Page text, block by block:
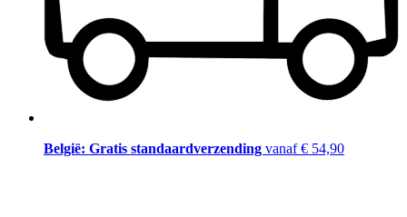
België: Gratis standaardverzending vanaf € 54,90